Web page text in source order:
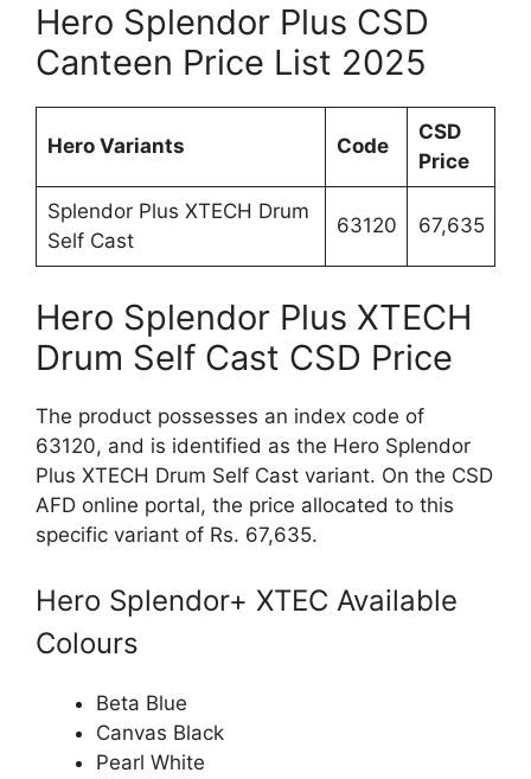
Hero Splendor Plus CSD
Canteen Price List 2025
Hero Variants Code
CSD
Price
Splendor Plus XTECH Drum
Self Cast
63120 67,635
Hero Splendor Plus XTECH
Drum Self Cast CSD Price
The product possesses an index code of
63120, and is identified as the Hero Splendor
Plus XTECH Drum Self Cast variant. On the CSD
AFD online portal, the price allocated to this
specific variant of Rs. 67,635.
Hero Splendor+ XTEC Available
Colours
Beta Blue
Canvas Black
Pearl White